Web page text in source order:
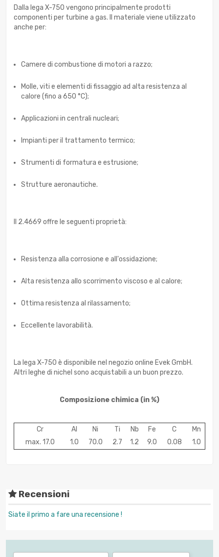
Dalla lega X-750 vengono principalmente prodotti
componenti per turbine a gas. Il materiale viene utilizzato
anche per:
Camere di combustione di motori a razzo;
Molle, viti e elementi di fissaggio ad alta resistenza al
calore (fino a 650 °C);
Applicazioni in centrali nucleari;
Impianti per il trattamento termico;
Strumenti di formatura e estrusione;
Strutture aeronautiche.
Il 2.4669 offre le seguenti proprietà:
Resistenza alla corrosione e all'ossidazione;
Alta resistenza allo scorrimento viscoso e al calore;
Ottima resistenza al rilassamento;
Eccellente lavorabilità.
La lega X-750 è disponibile nel negozio online Evek GmbH.
Altri leghe di nichel sono acquistabili a un buon prezzo.
Composizione chimica (in %)
Cr Al Ni Ti Nb Fe C
Mn
max. 17.0
1.0 70.0 2.7 1.2 9.0 0.08 1.0
Recensioni
Siate il primo a fare una recensione !